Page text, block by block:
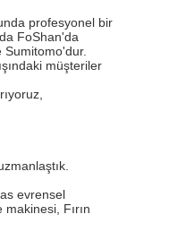
profesyonel bir
FoShan'da
Sumitomo'dur.
müşteriler
evrensel
Fırın